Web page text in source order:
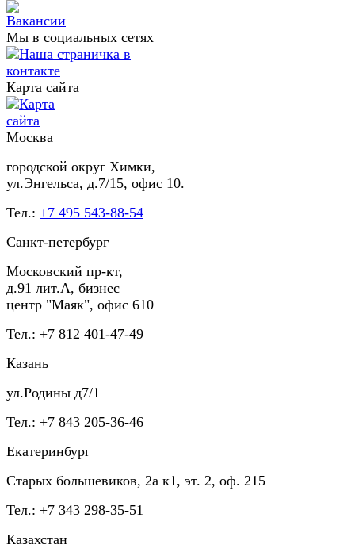
Мы в социальных сетях
Карта сайта
Москва
городской округ Химки,
ул.Энгельса, д.7/15, офис 10.
Тел.: +7 495 543-88-54
Санкт-петербург
Московский пр-кт,
д.91 лит.А, бизнес
центр "Маяк", офис 610
Тел.: +7 812 401-47-49
Казань
ул.Родины д7/1
Тел.: +7 843 205-36-46
Екатеринбург
Старых большевиков, 2а к1, эт. 2, оф. 215
Тел.: +7 343 298-35-51
Казахстан